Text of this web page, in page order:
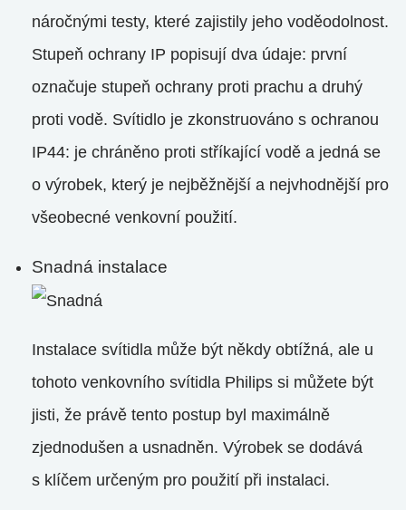
náročnými testy, které zajistily jeho voděodolnost.
Stupeň ochrany IP popisují dva údaje: první
označuje stupeň ochrany proti prachu a druhý
proti vodě. Svítidlo je zkonstruováno s ochranou
IP44: je chráněno proti stříkající vodě a jedná se
o výrobek, který je nejběžnější a nejvhodnější pro
všeobecné venkovní použití.
Snadná instalace
Instalace svítidla může být někdy obtížná, ale u
tohoto venkovního svítidla Philips si můžete být
jisti, že právě tento postup byl maximálně
zjednodušen a usnadněn. Výrobek se dodává
s klíčem určeným pro použití při instalaci.